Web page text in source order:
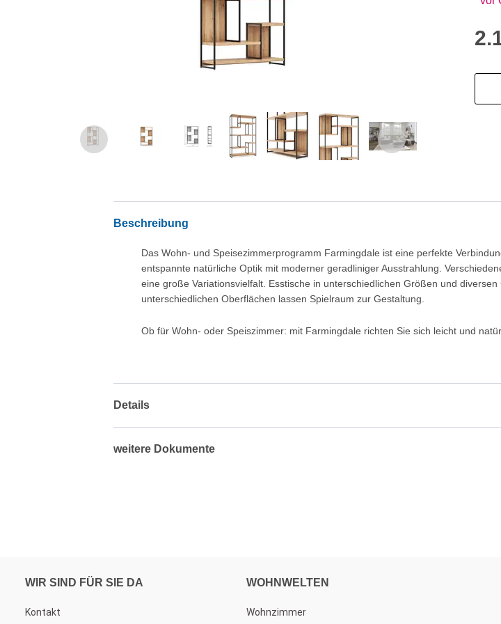
Beschreibung
Das Wohn- und Speisezimmerprogramm Farmingdale ist eine perfekte
entspannte natürliche Optik mit moderner geradliniger Ausstrahlung.
eine große Variationsvielfalt. Esstische in unterschiedlichen Größen und
unterschiedlichen Oberflächen lassen Spielraum zur Gestaltung.
Ob für Wohn- oder Speiszimmer: mit Farmingdale richten Sie sich leicht und
Details
weitere Dokumente
WIR SIND FÜR SIE DA
Kontakt
WOHNWELTEN
Wohnzimmer